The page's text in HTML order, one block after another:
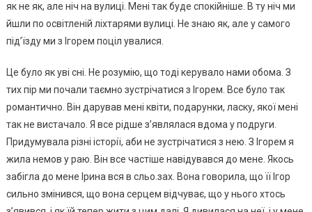
як не як, але ніч на вулиці. Мені так буде спокійніше. В ту ніч ми
йшли по освітленій ліхтарями вулиці. Не знаю як, але у самого
під’їзду ми з Ігорем поціл увалися.
Це було як уві сні. Не розумію, що тоді керувало нами обома. З
тих пір ми почали таємно зустрічатися з Ігорем. Все було так
романтично. Він дарував мені квіти, подарунки, ласку, якої мені
так не вистачало. Я все рідше з’являлася вдома у подруги.
Придумувала різні історії, аби не зустрічатися з нею. З Ігорем я
жила немов у раю. Він все частіше навідувався до мене. Якось
забігла до мене Ірина вся в сльо.зах. Вона говорила, що її Ігор
сильно змінився, що вона серцем відчуває, що у нього хтось